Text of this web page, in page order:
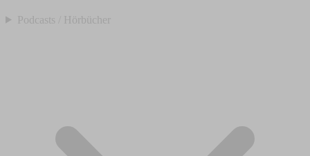
Podcasts / Hörbücher